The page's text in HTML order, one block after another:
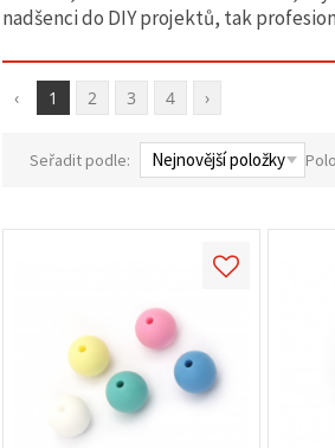
prostředí
při jeho
s vaším
souhlasem
analyzovali
zobrazovali
marketing.
souhlasit s
nadšenci do DIY projektů, tak
‹ 1 2 3 4 ›
Seřadit podle: